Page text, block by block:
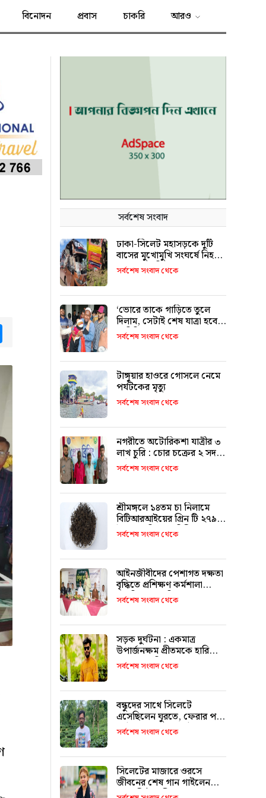
বিনোদন প্রবাস চাকরি আরও
সর্বশেষ সংবাদ
ঢাকা-সিলেট মহাসড়কে দুটি
বাসের মুখোমুখি সংঘর্ষে নিহত
৯ জনের পরিচয় শনাক্ত
সর্বশেষ সংবাদ থেকে
‘ভোরে তাকে গাড়িতে তুলে
দিলাম, সেটাই শেষ যাত্রা হবে
ভাবিনি’
সর্বশেষ সংবাদ থেকে
টাঙ্গুয়ার হাওরে গোসলে নেমে
পর্যটকের মৃত্যু
সর্বশেষ সংবাদ থেকে
নগরীতে অটোরিকশা যাত্রীর ৩
লাখ চুরি : চোর চক্রের ২ সদস্য
আটক
সর্বশেষ সংবাদ থেকে
শ্রীমঙ্গলে ১৪তম চা নিলামে
বিটিআরআইয়ের গ্রিন টি ২৭৯০
টাকা কেজি দরে বিক্রি
সর্বশেষ সংবাদ থেকে
আইনজীবীদের পেশাগত দক্ষতা
বৃদ্ধিতে প্রশিক্ষণ কর্মশালা
অপরিহার্য: এমপি এমরান
আহমদ চৌধুরী
সর্বশেষ সংবাদ থেকে
সড়ক দুর্ঘটনা : একমাত্র
উপার্জনক্ষম প্রীতমকে হারিয়ে
বাকরুদ্ধ পরিবার
সর্বশেষ সংবাদ থেকে
বন্ধুদের সাথে সিলেটে
এসেছিলেন ঘুরতে, ফেরার পথে
দুর্ঘটনায় মারা যান সাইফুল
সর্বশেষ সংবাদ থেকে
সিলেটের মাজারে ওরসে
জীবনের শেষ গান গাইলেন
পেহেলি ভৈরবী